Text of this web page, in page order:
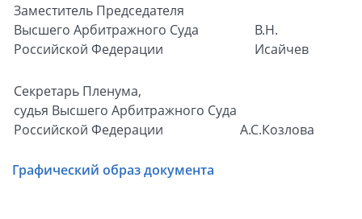
Заместитель Председателя
Высшего Арбитражного Суда
Российской Федерации
В.Н.
Исайчев
Секретарь Пленума,
судья Высшего Арбитражного Суда
Российской Федерации
А.С.Козлова
Графический образ документа